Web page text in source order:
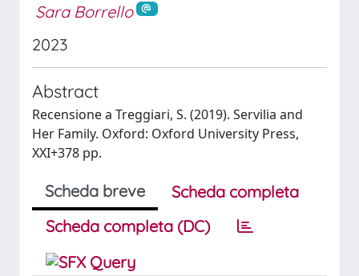
Sara Borrello
2023
Abstract
Recensione a Treggiari, S. (2019). Servilia and
Her Family. Oxford: Oxford University Press,
XXI+378 pp.
Scheda breve
Scheda completa
Scheda completa (DC)